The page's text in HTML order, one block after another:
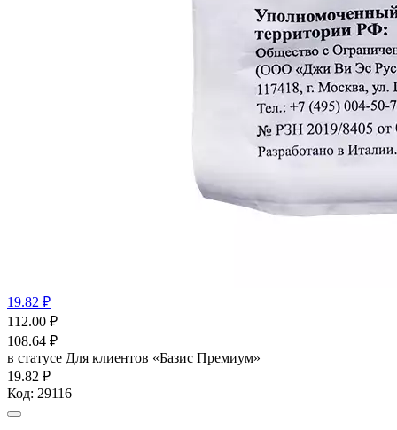
19.82 ₽
112.00 ₽
108.64 ₽
в статусе Для клиентов «Базис Премиум»
19.82 ₽
Код: 29116